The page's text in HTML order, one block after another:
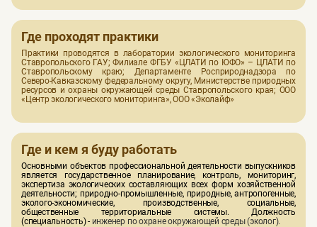
Менеджмент
Информационные технологии в сфере экологической
безопасности
Международные деловые коммуникации
Психология саморазвития личности
Современные экологические проблемы в экологической
безопасности
Экологическая проектная деятельность
Методы и технологии научно-экологических исследований
Основы проектирования экобиозащитных систем
Агроэкологическое и агрохимическое обследование
Государственный и муниципальный экологический надзор
Экологическое нормирование
Геоинформационные технологии в сфере экологической
безопасности
Где проходят практики
Практики проводятся в лаборатории экологического мониторинга
Ставропольского ГАУ; Филиале ФГБУ «ЦЛАТИ по ЮФО» – ЦЛАТИ по
Ставропольскому краю; Департаменте Росприроднадзора по
Северо-Кавказскому федеральному округу, Министерстве природных
ресурсов и охраны окружающей среды Ставропольского края; ООО
«Центр экологического мониторинга», ООО «Эколайф»
Где и кем я буду работать
Основными объектов профессиональной деятельности выпускников
является государственное планирование, контроль, мониторинг,
экспертиза экологических составляющих всех форм хозяйственной
деятельности; природно-промышленные, природные, антропогенные,
эколого-экономические, производственные, социальные,
общественные территориальные системы. Должность
(специальность) - инженер по охране окружающей среды (эколог).